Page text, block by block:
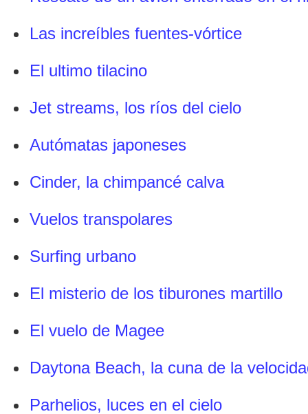
Las increíbles fuentes-vórtice
El ultimo tilacino
Jet streams, los ríos del cielo
Autómatas japoneses
Cinder, la chimpancé calva
Vuelos transpolares
Surfing urbano
El misterio de los tiburones martillo
El vuelo de Magee
Daytona Beach, la cuna de la
Parhelios, luces en el cielo